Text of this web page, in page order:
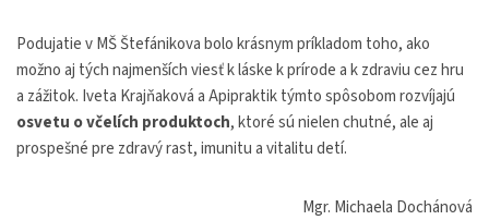
Podujatie v MŠ Štefánikova bolo krásnym príkladom toho, ako
možno aj tých najmenších viesť k láske k prírode a k zdraviu cez hru
a zážitok. Iveta Krajňaková a Apipraktik týmto spôsobom rozvíjajú
osvetu o včelích produktoch, ktoré sú nielen chutné, ale aj
prospešné pre zdravý rast, imunitu a vitalitu detí.
Mgr. Michaela Dochánová